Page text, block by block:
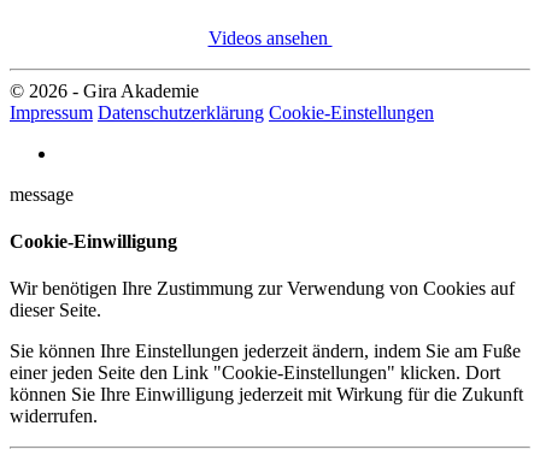
Videos ansehen
© 2026 - Gira Akademie
Impressum Datenschutzerklärung Cookie-Einstellungen
message
Cookie-Einwilligung
Wir benötigen Ihre Zustimmung zur Verwendung von Cookies auf
dieser Seite.
Sie können Ihre Einstellungen jederzeit ändern, indem Sie am Fuße
einer jeden Seite den Link "Cookie-Einstellungen" klicken. Dort
können Sie Ihre Einwilligung jederzeit mit Wirkung für die Zukunft
widerrufen.